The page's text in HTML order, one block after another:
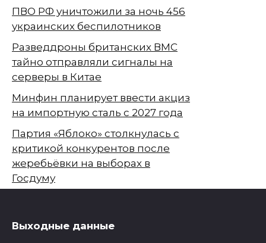
ПВО РФ уничтожили за ночь 456
украинских беспилотников
Разведдроны британских ВМС
тайно отправляли сигналы на
серверы в Китае
Минфин планирует ввести акциз
на импортную сталь с 2027 года
Партия «Яблоко» столкнулась с
критикой конкурентов после
жеребьёвки на выборах в
Госдуму
Выходные данные